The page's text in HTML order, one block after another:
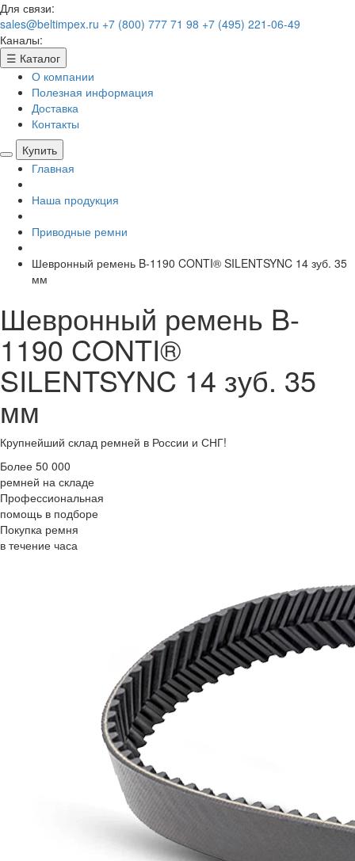
Для связи:
sales@beltimpex.ru +7 (800) 777 71 98 +7 (495) 221-06-49
Каналы:
☰ Каталог
О компании
Полезная информация
Доставка
Контакты
Купить
Главная
Наша продукция
Приводные ремни
Шевронный ремень B-1190 CONTI® SILENTSYNC 14 зуб. 35
мм
Шевронный ремень B-
1190 CONTI®
SILENTSYNC 14 зуб. 35
мм
Крупнейший склад ремней в России и СНГ!
Более 50 000
ремней на складе
Профессиональная
помощь в подборе
Покупка ремня
в течение часа